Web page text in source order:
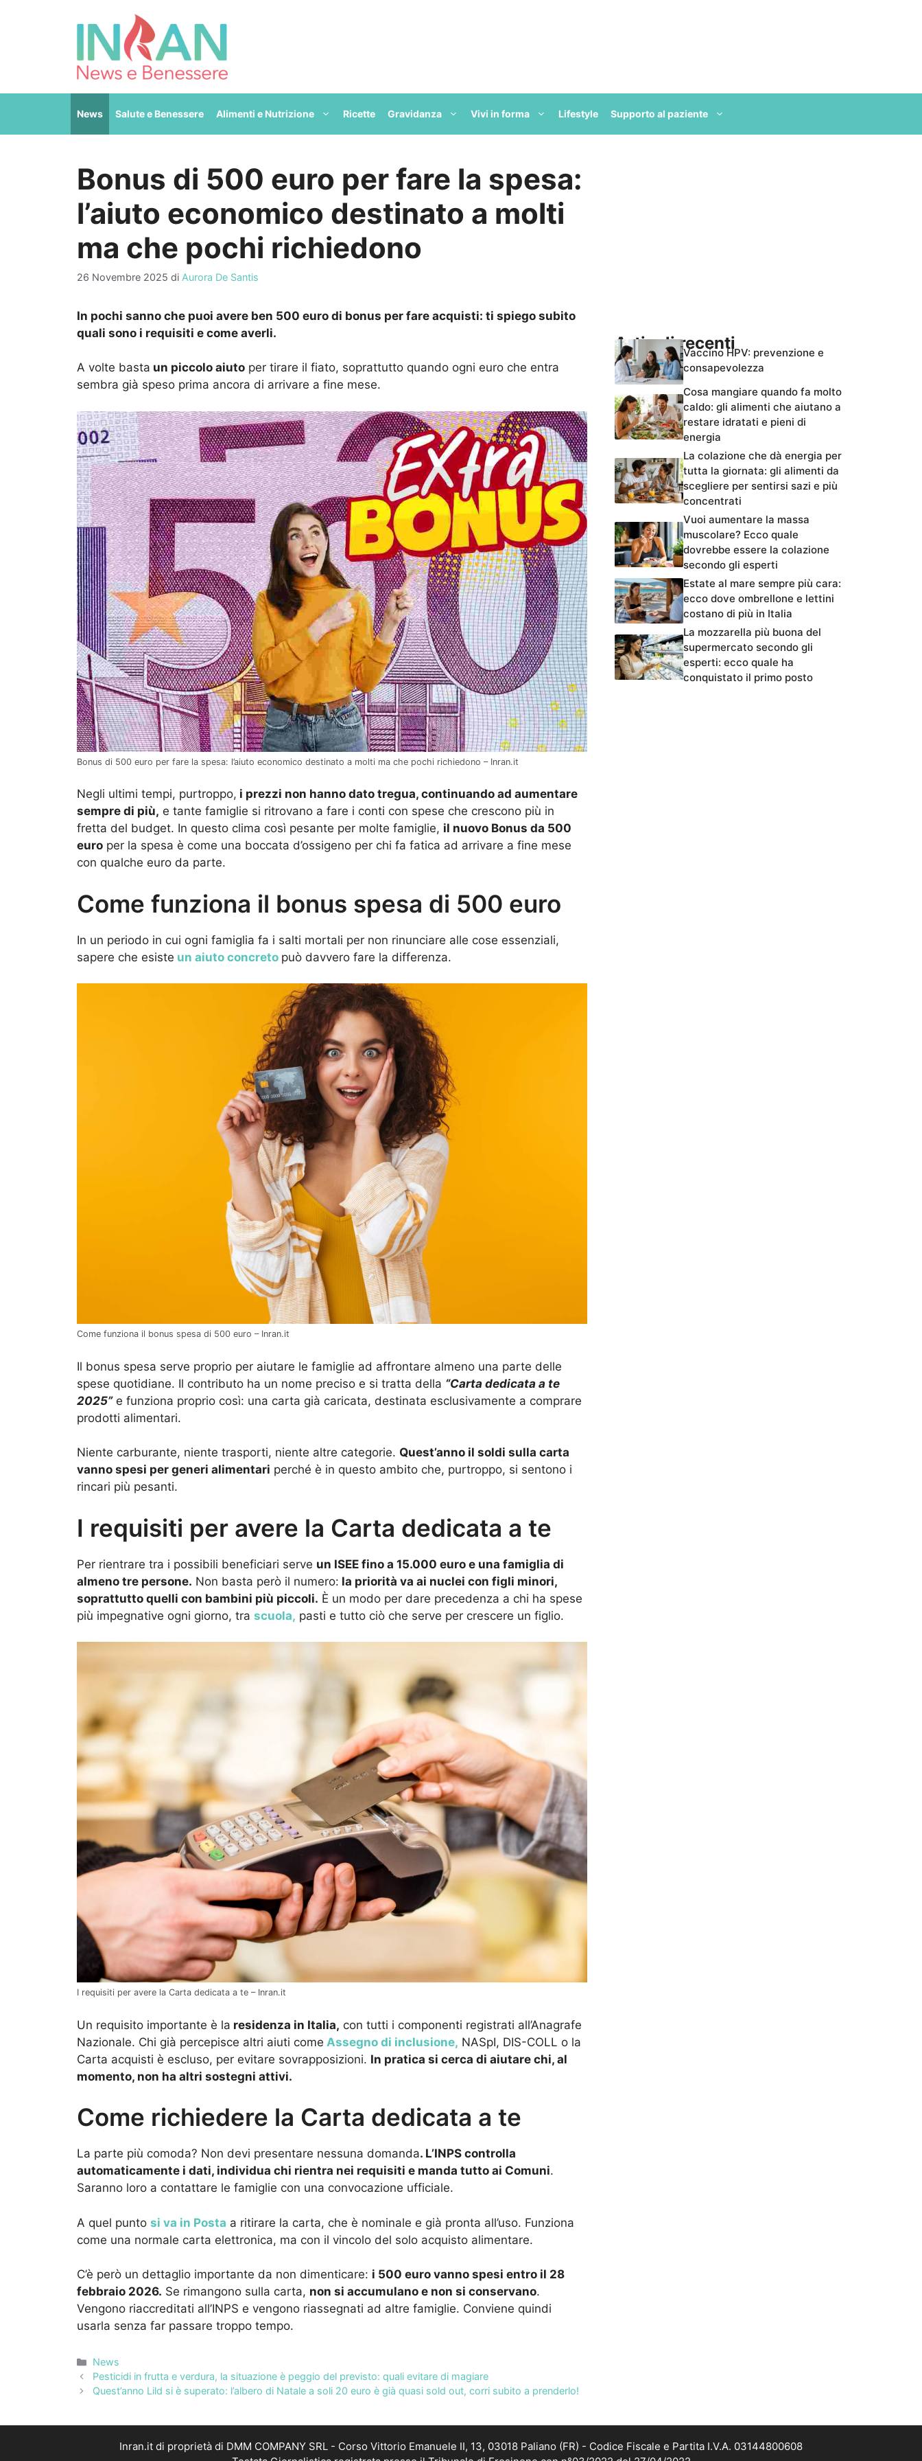
News Salute e Benessere Alimenti e Nutrizione Ricette Gravidanza Vivi in forma Lifestyle Supporto al paziente
Bonus di 500 euro per fare la spesa:
l’aiuto economico destinato a molti
ma che pochi richiedono
26 Novembre 2025 di Aurora De Santis
In pochi sanno che puoi avere ben 500 euro di bonus per fare acquisti: ti spiego subito
quali sono i requisiti e come averli.
A volte basta un piccolo aiuto per tirare il fiato, soprattutto quando ogni euro che entra
sembra già speso prima ancora di arrivare a fine mese.
Bonus di 500 euro per fare la spesa: l’aiuto economico destinato a molti ma che pochi richiedono – Inran.it
Negli ultimi tempi, purtroppo, i prezzi non hanno dato tregua, continuando ad aumentare
sempre di più, e tante famiglie si ritrovano a fare i conti con spese che crescono più in
fretta del budget. In questo clima così pesante per molte famiglie, il nuovo Bonus da 500
euro per la spesa è come una boccata d’ossigeno per chi fa fatica ad arrivare a fine mese
con qualche euro da parte.
Come funziona il bonus spesa di 500 euro
In un periodo in cui ogni famiglia fa i salti mortali per non rinunciare alle cose essenziali,
sapere che esiste un aiuto concreto può davvero fare la differenza.
Come funziona il bonus spesa di 500 euro – Inran.it
Il bonus spesa serve proprio per aiutare le famiglie ad affrontare almeno una parte delle
spese quotidiane. Il contributo ha un nome preciso e si tratta della “Carta dedicata a te
2025” e funziona proprio così: una carta già caricata, destinata esclusivamente a comprare
prodotti alimentari.
Niente carburante, niente trasporti, niente altre categorie. Quest’anno il soldi sulla carta
vanno spesi per generi alimentari perché è in questo ambito che, purtroppo, si sentono i
rincari più pesanti.
I requisiti per avere la Carta dedicata a te
Per rientrare tra i possibili beneficiari serve un ISEE fino a 15.000 euro e una famiglia di
almeno tre persone. Non basta però il numero: la priorità va ai nuclei con figli minori,
soprattutto quelli con bambini più piccoli. È un modo per dare precedenza a chi ha spese
più impegnative ogni giorno, tra scuola, pasti e tutto ciò che serve per crescere un figlio.
I requisiti per avere la Carta dedicata a te – Inran.it
Un requisito importante è la residenza in Italia, con tutti i componenti registrati all’Anagrafe
Nazionale. Chi già percepisce altri aiuti come Assegno di inclusione, NASpI, DIS-COLL o la
Carta acquisti è escluso, per evitare sovrapposizioni. In pratica si cerca di aiutare chi, al
momento, non ha altri sostegni attivi.
Come richiedere la Carta dedicata a te
La parte più comoda? Non devi presentare nessuna domanda. L’INPS controlla
automaticamente i dati, individua chi rientra nei requisiti e manda tutto ai Comuni.
Saranno loro a contattare le famiglie con una convocazione ufficiale.
A quel punto si va in Posta a ritirare la carta, che è nominale e già pronta all’uso. Funziona
come una normale carta elettronica, ma con il vincolo del solo acquisto alimentare.
C’è però un dettaglio importante da non dimenticare: i 500 euro vanno spesi entro il 28
febbraio 2026. Se rimangono sulla carta, non si accumulano e non si conservano.
Vengono riaccreditati all’INPS e vengono riassegnati ad altre famiglie. Conviene quindi
usarla senza far passare troppo tempo.
Categorie
News
Pesticidi in frutta e verdura, la situazione è peggio del previsto: quali evitare di magiare
Quest’anno Lild si è superato: l’albero di Natale a soli 20 euro è già quasi sold out, corri subito a prenderlo!
Articoli recentiVaccino HPV: prevenzione e
consapevolezza
Cosa mangiare quando fa molto
caldo: gli alimenti che aiutano a
restare idratati e pieni di
energia
La colazione che dà energia per
tutta la giornata: gli alimenti da
scegliere per sentirsi sazi e più
concentrati
Vuoi aumentare la massa
muscolare? Ecco quale
dovrebbe essere la colazione
secondo gli esperti
Estate al mare sempre più cara:
ecco dove ombrellone e lettini
costano di più in Italia
La mozzarella più buona del
supermercato secondo gli
esperti: ecco quale ha
conquistato il primo posto
Inran.it di proprietà di DMM COMPANY SRL - Corso Vittorio Emanuele II, 13, 03018 Paliano (FR) - Codice Fiscale e Partita I.V.A. 03144800608